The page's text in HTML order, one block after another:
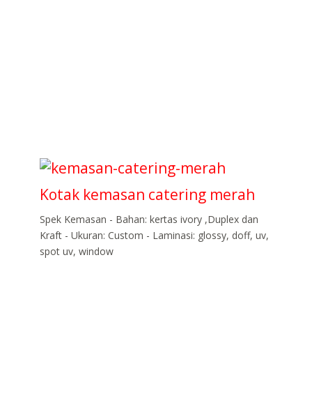
Kotak kemasan catering merah
Spek Kemasan - Bahan: kertas ivory ,Duplex dan
Kraft - Ukuran: Custom - Laminasi: glossy, doff, uv,
spot uv, window